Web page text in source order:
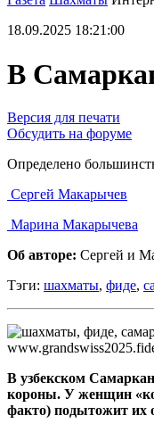
18.09.2025 18:21:00
В
Версия для печати
Обсудить на форуме
Определено
Сергей Макарычев
Марина Макарычева
Об авторе: Сергей и
Тэги: шахматы, фиде,
В узбекском
короны. У женщин
факто) подытожит их